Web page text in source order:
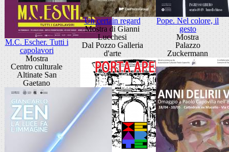
M.C. Escher. Tutti i
capolavori
Mostra
Centro culturale
Altinate San
Gaetano
Un certain regard
Mostra di Gianni
Lucchesi
Dal Pozzo Galleria
d'arte
Pope. Nel colore, il
gesto
Mostra
Palazzo
Zuckermann